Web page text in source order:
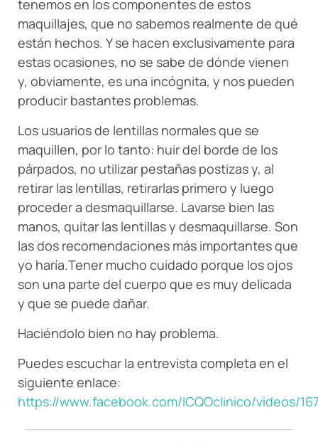
tenemos en los componentes de estos
maquillajes, que no sabemos realmente de qué
están hechos. Y se hacen exclusivamente para
estas ocasiones, no se sabe de dónde vienen
y, obviamente, es una incógnita, y nos pueden
producir bastantes problemas.
Los usuarios de lentillas normales que se
maquillen, por lo tanto: huir del borde de los
párpados, no utilizar pestañas postizas y, al
retirar las lentillas, retirarlas primero y luego
proceder a desmaquillarse. Lavarse bien las
manos, quitar las lentillas y desmaquillarse. Son
las dos recomendaciones más importantes que
yo haría.Tener mucho cuidado porque los ojos
son una parte del cuerpo que es muy delicada
y que se puede dañar.
Haciéndolo bien no hay problema.
Puedes escuchar la entrevista completa en el
siguiente enlace:
https://www.facebook.com/ICQOclinico/videos/